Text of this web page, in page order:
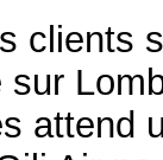
clients
attend